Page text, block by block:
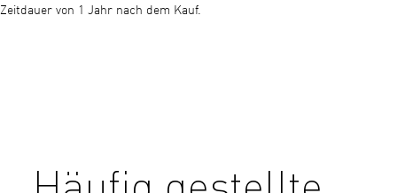
Zeitdauer von 1 Jahr nach dem Kauf.